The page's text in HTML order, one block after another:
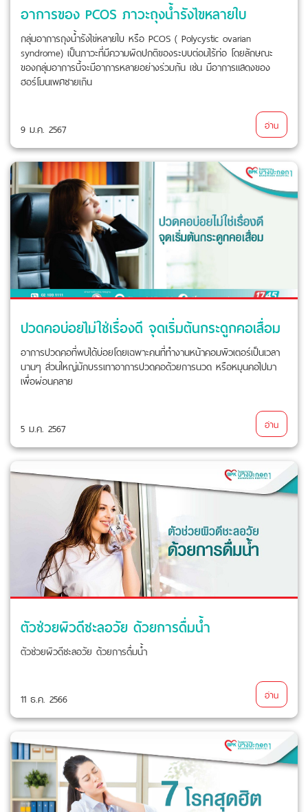
อาการของ PCOS ภาวะถุงน้ำรังไขหลายใบ
กลุ่มอาการถุงน้ำรังไข่หลายใบ หรือ PCOS ( Polycystic ovarian
syndrome) เป็นภาวะที่มีความผิดปกติของระบบต่อมไร้ท่อ โดยลักษณะ
ของกลุ่มอาการนี้จะมีอาการหลายอย่างร่วมกัน เช่น มีอาการแสดงของ
ฮอร์โมนเพศชายเกิน
9 ม.ค. 2567 อ่าน
ปวดคอบ่อยไม่ใช่เรื่องดี จุดเริ่มต้นกระดูกคอเสื่อม
อาการปวดคอที่พบได้บ่อยโดยเฉพาะคนที่ทำงานหน้าคอมพิวเตอร์เป็นเวลา
นานๆ ส่วนใหญ่มักบรรเทาอาการปวดคอด้วยการนวด หรือหมุนคอไปมา
เพื่อผ่อนคลาย
5 ม.ค. 2567 อ่าน
ตัวช่วยผิวดีชะลอวัย ด้วยการดื่มน้ำ
ตัวช่วยผิวดีชะลอวัย ด้วยการดื่มน้ำ
11 ธ.ค. 2566 อ่าน